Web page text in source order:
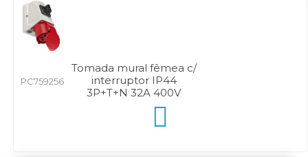
PC759256
Tomada mural fêmea c/
interruptor IP44
3P+T+N 32A 400V